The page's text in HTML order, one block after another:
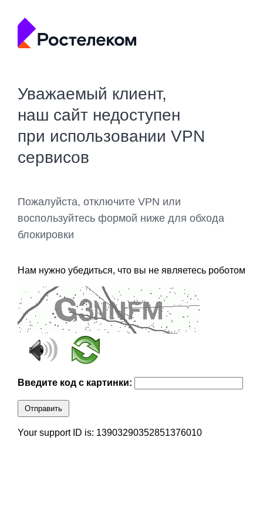
Уважаемый клиент,
наш сайт недоступен
при использовании VPN
сервисов
Пожалуйста, отключите VPN или
воспользуйтесь формой ниже для обхода
блокировки
Нам нужно убедиться, что вы не являетесь роботом
Введите код с картинки:
Отправить
Your support ID is: 13903290352851376010